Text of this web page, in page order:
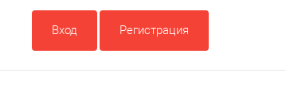
Вход Регистрация